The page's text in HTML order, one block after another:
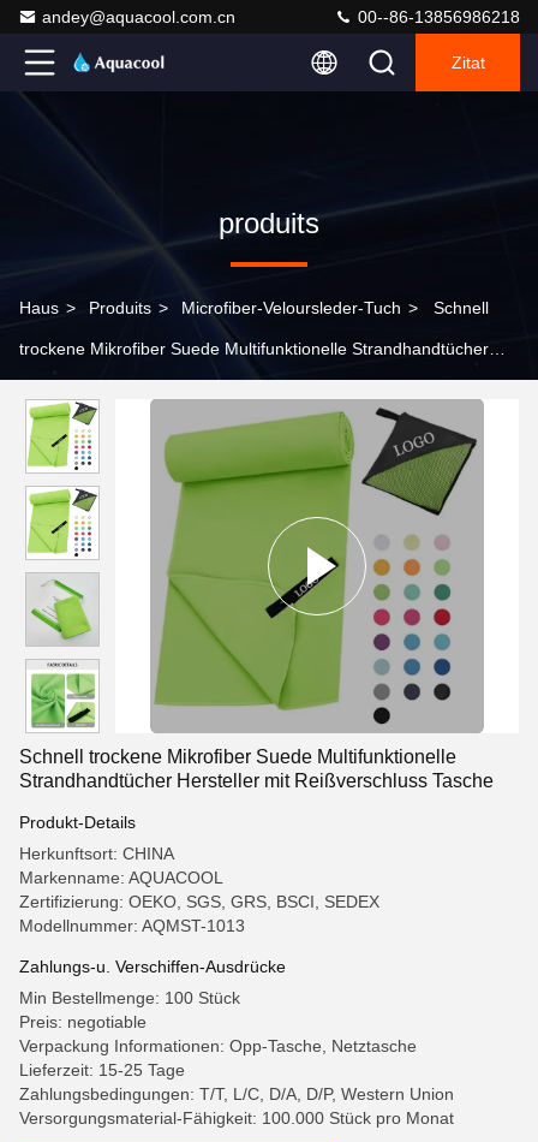
andey@aquacool.com.cn 00--86-13856986218
Zitat
produits
Haus > Produits > Microfiber-Veloursleder-Tuch > Schnell
trockene Mikrofiber Suede Multifunktionelle Strandhandtücher
Schnell trockene Mikrofiber Suede Multifunktionelle
Strandhandtücher Hersteller mit Reißverschluss Tasche
Produkt-Details
Herkunftsort: CHINA
Markenname: AQUACOOL
Zertifizierung: OEKO, SGS, GRS, BSCI, SEDEX
Modellnummer: AQMST-1013
Zahlungs-u. Verschiffen-Ausdrücke
Min Bestellmenge: 100 Stück
Preis: negotiable
Verpackung Informationen: Opp-Tasche, Netztasche
Lieferzeit: 15-25 Tage
Zahlungsbedingungen: T/T, L/C, D/A, D/P, Western Union
Versorgungsmaterial-Fähigkeit: 100.000 Stück pro Monat